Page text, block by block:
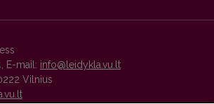
E-mail: info@leidykla.vu.lt
Vilnius